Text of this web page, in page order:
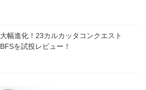
大幅進化！23カルカッタコンクエスト
BFSを試投レビュー！